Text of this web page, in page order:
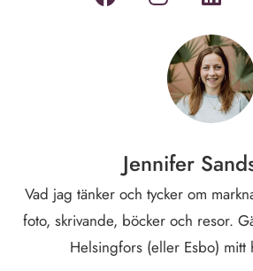
Jennifer
Vad jag tänker och tycker om
foto, skrivande, böcker och resor.
Helsingfors (eller Esbo) mitt